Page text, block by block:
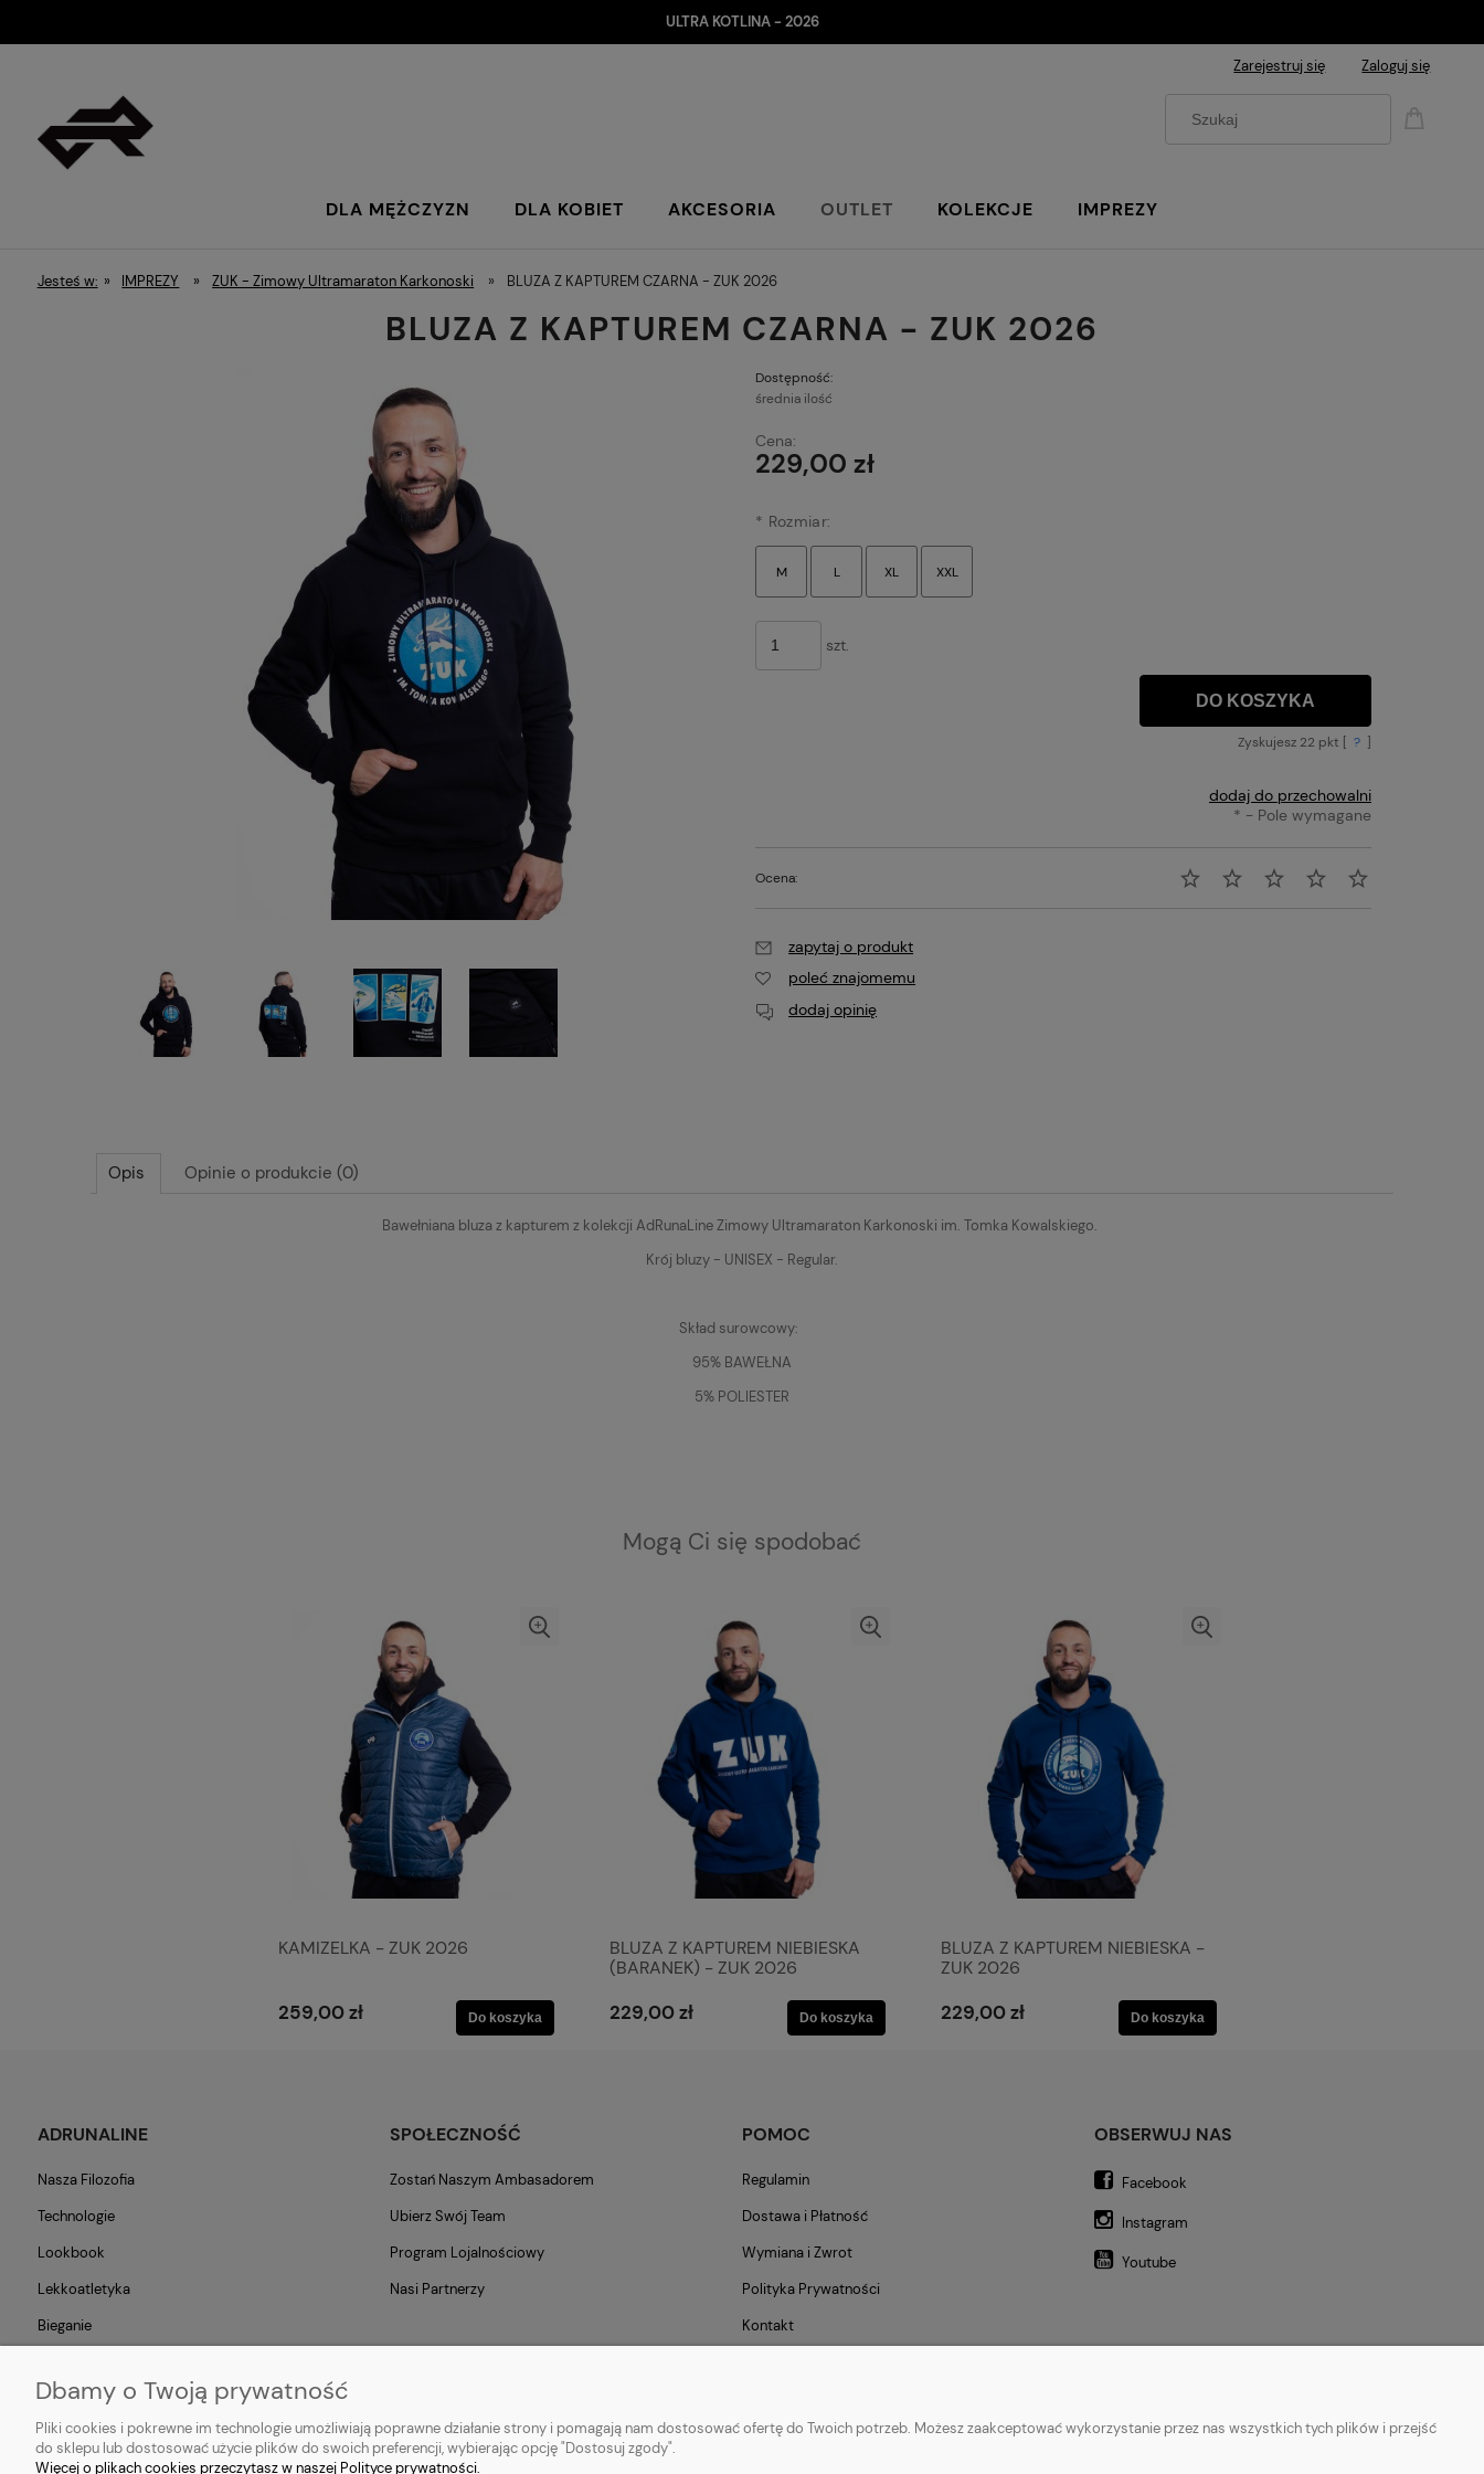
ULTRA KOTLINA - 2026
Zarejestruj się Zaloguj się
DLA MĘŻCZYZN DLA KOBIET AKCESORIA OUTLET KOLEKCJE IMPREZY
Jesteś w: » IMPREZY » ZUK - Zimowy Ultramaraton Karkonoski » BLUZA Z KAPTUREM CZARNA - ZUK 2026
BLUZA Z KAPTUREM CZARNA - ZUK 2026
Dostępność:
średnia ilość
Cena:
229,00 zł
* Rozmiar:
szt.
DO KOSZYKA
Zyskujesz 22 pkt [ ? ]
dodaj do przechowalni
* - Pole wymagane
Ocena:
zapytaj o produkt
poleć znajomemu
dodaj opinię
Opis Opinie o produkcie (0)
Bawełniana bluza z kapturem z kolekcji AdRunaLine Zimowy Ultramaraton Karkonoski im. Tomka Kowalskiego.
Krój bluzy - UNISEX - Regular.
Skład surowcowy:
95% BAWEŁNA
5% POLIESTER
Mogą Ci się spodobać
KAMIZELKA - ZUK 2026
259,00 zł Do koszyka
BLUZA Z KAPTUREM NIEBIESKA
(BARANEK) - ZUK 2026
229,00 zł Do koszyka
BLUZA Z KAPTUREM NIEBIESKA -
ZUK 2026
229,00 zł Do koszyka
ADRUNALINE
Nasza Filozofia
Technologie
Lookbook
Lekkoatletyka
Bieganie
SPOŁECZNOŚĆ
Zostań Naszym Ambasadorem
Ubierz Swój Team
Program Lojalnościowy
Nasi Partnerzy
POMOC
Regulamin
Dostawa i Płatność
Wymiana i Zwrot
Polityka Prywatności
Kontakt
OBSERWUJ NAS
Facebook
Instagram
Youtube
Popularne produkty:Koszulki do biegania| Topy do biegania| Bluzy do biegania Longsleeve do biegania
Dbamy o Twoją prywatność
Pliki cookies i pokrewne im technologie umożliwiają poprawne działanie strony i pomagają nam dostosować ofertę do Twoich potrzeb. Możesz zaakceptować wykorzystanie przez nas wszystkich tych plików i przejść
do sklepu lub dostosować użycie plików do swoich preferencji, wybierając opcję "Dostosuj zgody".
Więcej o plikach cookies przeczytasz w naszej Polityce prywatności.